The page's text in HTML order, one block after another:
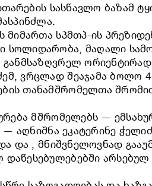
სასწავლო ბაზამ
სპმთპ-ის
სოლიდარობა, მაღალი
ორიენტირად
ვრცლად შეაჯამა ბოლო
თანამშრომელთა
მშრომელებს —
აღნიშნა ეკატერინე
და , მნიშვნელოვნად
არსებულ